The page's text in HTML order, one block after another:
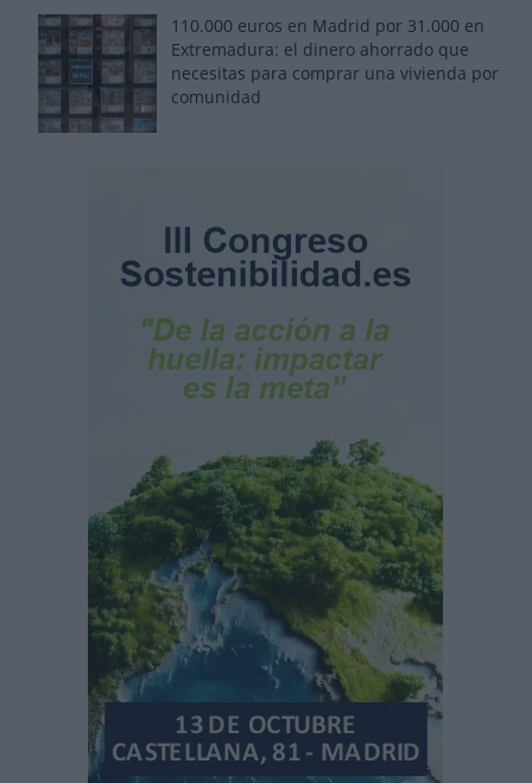
110.000 euros en Madrid por 31.000 en
Extremadura: el dinero ahorrado que
necesitas para comprar una vivienda por
comunidad